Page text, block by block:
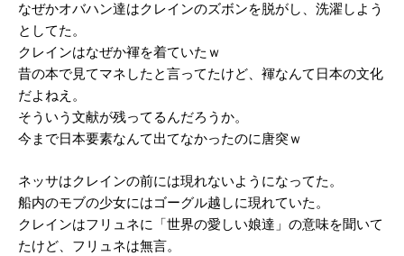
なぜかオバハン達はクレインのズボンを脱がし、洗濯しよう
としてた。
クレインはなぜか褌を着ていたｗ
昔の本で見てマネしたと言ってたけど、褌なんて日本の文化
だよねえ。
そういう文献が残ってるんだろうか。
今まで日本要素なんて出てなかったのに唐突ｗ
ネッサはクレインの前には現れないようになってた。
船内のモブの少女にはゴーグル越しに現れていた。
クレインはフリュネに「世界の愛しい娘達」の意味を聞いて
たけど、フリュネは無言。